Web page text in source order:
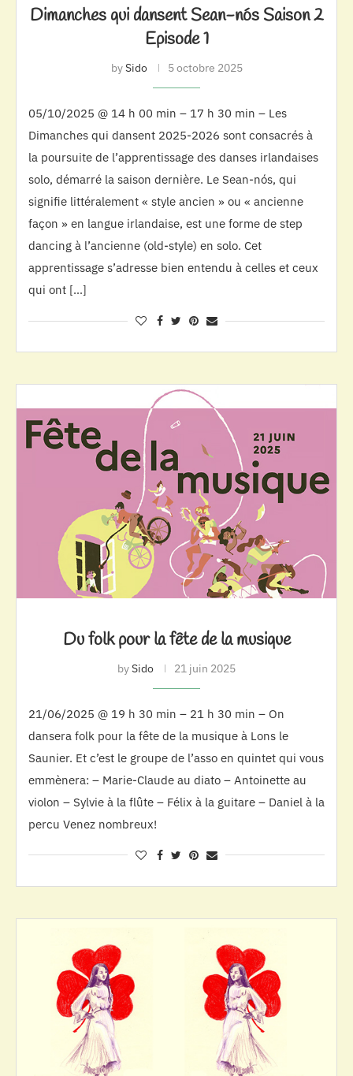
Dimanches qui dansent Sean-nós Saison 2
Episode 1
bySido 5 octobre 2025
05/10/2025 @ 14 h 00 min – 17 h 30 min – Les
Dimanches qui dansent 2025-2026 sont consacrés à
la poursuite de l’apprentissage des danses irlandaises
solo, démarré la saison dernière. Le Sean-nós, qui
signifie littéralement « style ancien » ou « ancienne
façon » en langue irlandaise, est une forme de step
dancing à l’ancienne (old-style) en solo. Cet
apprentissage s’adresse bien entendu à celles et ceux
qui ont […]
Du folk pour la fête de la musique
bySido 21 juin 2025
21/06/2025 @ 19 h 30 min – 21 h 30 min – On
dansera folk pour la fête de la musique à Lons le
Saunier. Et c’est le groupe de l’asso en quintet qui vous
emmènera: – Marie-Claude au diato – Antoinette au
violon – Sylvie à la flûte – Félix à la guitare – Daniel à la
percu Venez nombreux!